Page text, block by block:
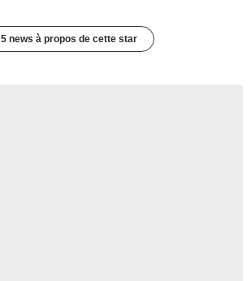
5 news à propos de cette star